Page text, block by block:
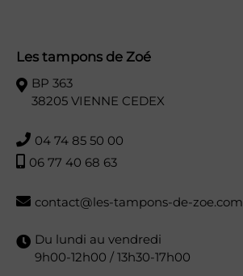
Les tampons de Zoé
BP 363
38205 VIENNE CEDEX
04 74 85 50 00
06 77 40 68 63
contact@les-tampons-de-zoe.com
Du lundi au vendredi
9h00-12h00 / 13h30-17h00